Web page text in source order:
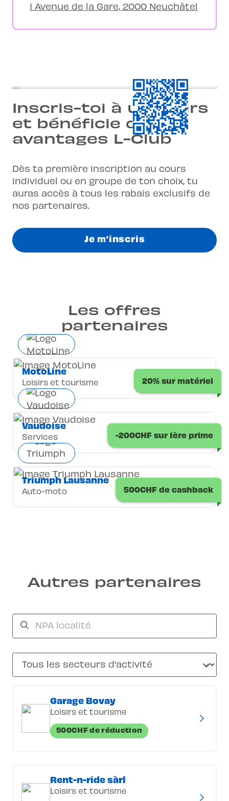
1 Avenue de la Gare, 2000 Neuchâtel
Inscris-toi à un cours
et bénéficie des
avantages L-Club
Dès ta première inscription au cours
individuel ou en groupe de ton choix, tu
auras accès à tous les rabais exclusifs de
nos partenaires.
Je m'inscris
Les offres
partenaires
20% sur matériel
MotoLine
Loisirs et tourisme
-200CHF sur 1ère prime
Vaudoise
Services
500CHF de cashback
Triumph Lausanne
Auto-moto
Autres partenaires
Garage Bovay
Loisirs et tourisme
500CHF de réduction
Rent-n-ride sàrl
Loisirs et tourisme